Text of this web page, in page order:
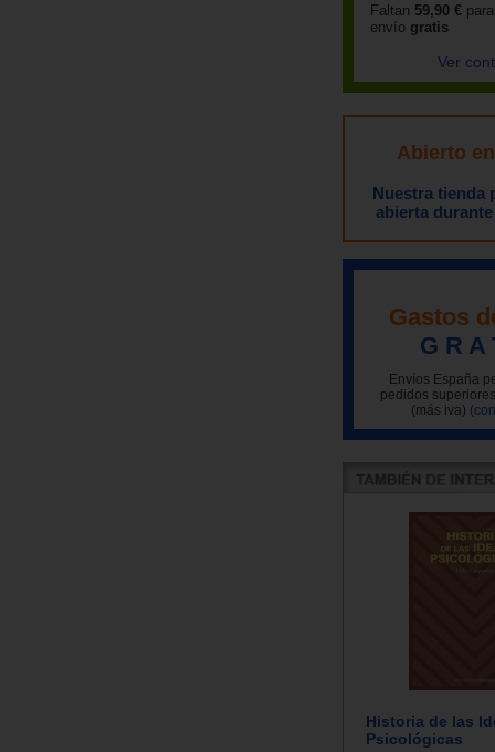
Faltan 59,90 €
envío gratis
Ver
Abierto
Nuestra tienda
abierta
Gastos
G R A
Envíos España
pedidos
(más iva)
Historia de las
Psicológicas